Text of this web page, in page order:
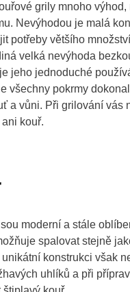
grily mnoho výhod,
Nevýhodou je malá
potřeby většího
velká nevýhoda
jeho jednoduché
všechny pokrmy
a vůni. Při grilování vás
kouř.
moderní a stále
spalovat stejně
konstrukci však
uhlíků a při